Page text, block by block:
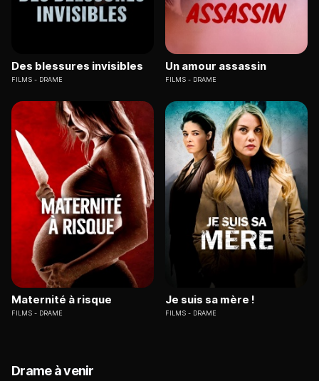
Des blessures invisibles
FILMS DRAME
Un amour assassin
FILMS DRAME
Maternité à risque
FILMS DRAME
Je suis sa mère !
FILMS DRAME
Drame à venir